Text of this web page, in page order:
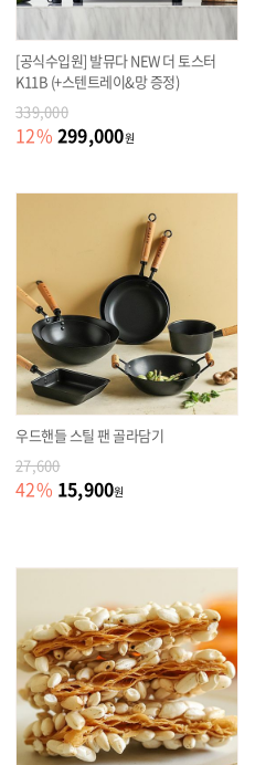
[공식수입원] 발뮤다 NEW 더 토스터
K11B (+스텐트레이&망 증정)
339,000
12% 299,000원
우드핸들 스틸 팬 골라담기
27,600
42% 15,900원